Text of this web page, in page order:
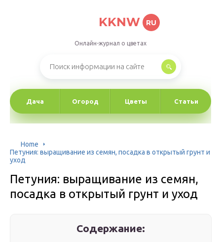
KKNW RU
Онлайн-журнал о цветах
Дача Огород Цветы Статьи
Home
Петуния: выращивание из семян, посадка в открытый грунт и
уход
Петуния: выращивание из семян,
посадка в открытый грунт и уход
Содержание: